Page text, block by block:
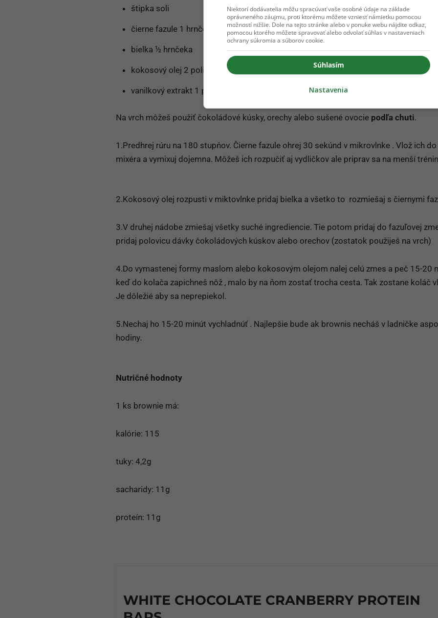
štipka soli
čierne fazule 1 hrnček
bielka ½ hrnčeka
kokosový olej 2 polievkové lyžice
vanilkový extrakt 1 polievková lyžica
Na vrch môžeš použiť čokoládové kúsky, orechy alebo sušené ovocie podľa chuti.
1.Predhrej rúru na 180 stupňov. Čierne fazule ohrej 30 sekúnd v mikrovlnke . Vlož ich do
mixéra a vymixuj dojemna. Môžeš ich rozpučiť aj vydličkov ale priprav sa na menší
2.Kokosový olej rozpusti v miktovlnke pridaj bielka a všetko to rozmiešaj s čiernymi
3.V druhej nádobe zmiešaj všetky suché ingrediencie. Tie potom pridaj do fazuľovej
pridaj polovicu dávky čokoládových kúskov alebo orechov (zostatok použiješ na vrch)
4.Do vymastenej formy maslom alebo kokosovým olejom nalej celú zmes a peč 15-20
keď do kolača zapichneš nôž , malo by na ňom zostať trocha cesta. Tak zostane koláč
Je dôležié aby sa neprepiekol.
5.Nechaj ho 15-20 minút vychladnúť . Najlepšie bude ak brownis necháš v ladničke
hodiny.
Nutričné hodnoty
1 ks brownie má:
kalórie: 115
tuky: 4,2g
sacharidy: 11g
proteín: 11g
WHITE CHOCOLATE CRANBERRY PROTEIN
Niektorí dodávatelia môžu spracúvať vaše osobné údaje na základe
oprávneného záujmu, proti ktorému môžete vzniesť námietku pomocou
možností nižšie. Dole na tejto stránke alebo v ponuke webu nájdite odkaz,
pomocou ktorého môžete spravovať alebo odvolať súhlas v nastaveniach
ochrany súkromia a súborov cookie.
Súhlasím
Nastavenia